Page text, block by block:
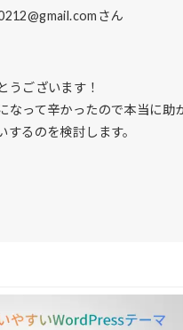
さん
うございます！
なって辛かったので本当に助
するのを検討します。